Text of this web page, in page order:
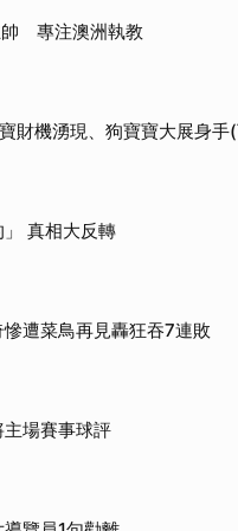
專注澳洲執教
財機湧現、狗寶寶大展身手
真相大反轉
遭菜鳥再見轟狂吞7連敗
場賽事球評